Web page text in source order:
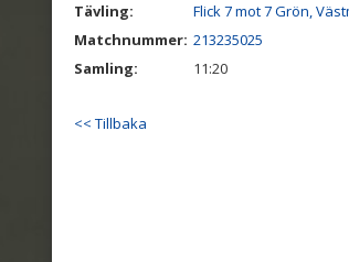
Tävling:
Flick 7 mot 7 Grön,
Matchnummer: 213235025
Samling:
11:20
<< Tillbaka